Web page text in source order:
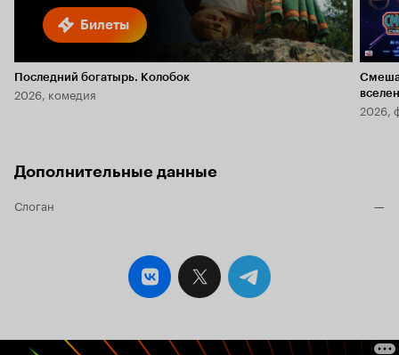
Билеты
Последний богатырь. Колобок
2026, комедия
2026,
Дополнительные данные
Слоган —